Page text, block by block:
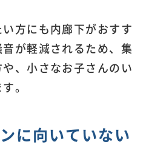
方にも内廊下がおすす
が軽減されるため、集
、小さなお子さんのい
。
に向いていない